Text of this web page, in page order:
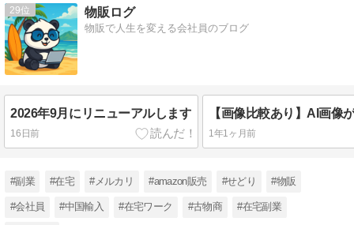
29 物販ログ
物販で人生を変える会社員のブログ
2026年9月にリニューアルします
16日前 1年1ヶ月前
#副業 #在宅 #メルカリ #amazon販売 #せどり #物販
#会社員 #中国輸入 #在宅ワーク #古物商 #在宅副業